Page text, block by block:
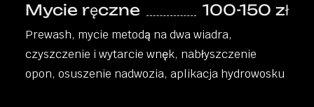
Mycie ręczne 100-150 zł
Prewash, mycie metodą na dwa wiadra,
czyszczenie i wytarcie wnęk, nabłyszczenie
opon, osuszenie nadwozia, aplikacja hydrowosku